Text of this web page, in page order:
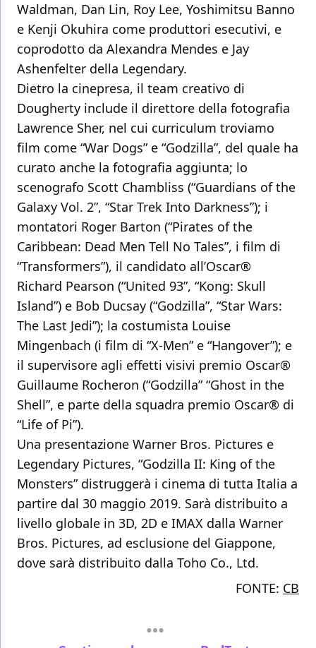
Waldman, Dan Lin, Roy Lee, Yoshimitsu Banno
e Kenji Okuhira come produttori esecutivi, e
coprodotto da Alexandra Mendes e Jay
Ashenfelter della Legendary.
Dietro la cinepresa, il team creativo di
Dougherty include il direttore della fotografia
Lawrence Sher, nel cui curriculum troviamo
film come “War Dogs” e “Godzilla”, del quale ha
curato anche la fotografia aggiunta; lo
scenografo Scott Chambliss (“Guardians of the
Galaxy Vol. 2”, “Star Trek Into Darkness”); i
montatori Roger Barton (“Pirates of the
Caribbean: Dead Men Tell No Tales”, i film di
“Transformers”), il candidato all’Oscar®
Richard Pearson (“United 93”, “Kong: Skull
Island”) e Bob Ducsay (“Godzilla”, “Star Wars:
The Last Jedi”); la costumista Louise
Mingenbach (i film di “X-Men” e “Hangover”); e
il supervisore agli effetti visivi premio Oscar®
Guillaume Rocheron (“Godzilla” “Ghost in the
Shell”, e parte della squadra premio Oscar® di
“Life of Pi”).
Una presentazione Warner Bros. Pictures e
Legendary Pictures, “Godzilla II: King of the
Monsters” distruggerà i cinema di tutta Italia a
partire dal 30 maggio 2019. Sarà distribuito a
livello globale in 3D, 2D e IMAX dalla Warner
Bros. Pictures, ad esclusione del Giappone,
dove sarà distribuito dalla Toho Co., Ltd.
FONTE: CB